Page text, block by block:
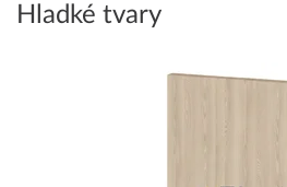
Hladké tvary